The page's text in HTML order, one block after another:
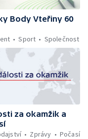
Body Vteřiny 60
Sport Společnost
za okamžik a
Zprávy Počasí